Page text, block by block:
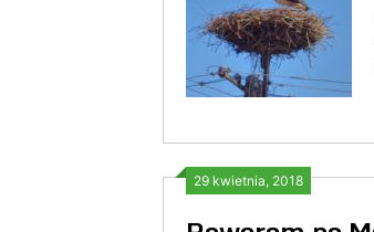
29 kwietnia, 2018